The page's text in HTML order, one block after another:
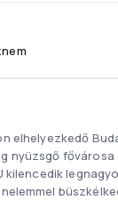
elhelyezkedő
nyüzsgő fővárosa
kilencedik